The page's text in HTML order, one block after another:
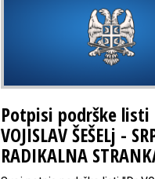
Potpisi podrške listi
VOJISLAV ŠEŠELj -
RADIKALNA